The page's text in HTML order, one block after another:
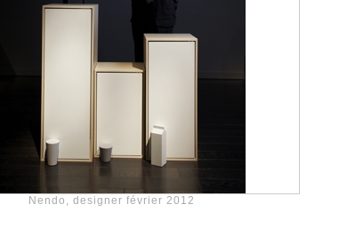
Nendo, designer février 2012